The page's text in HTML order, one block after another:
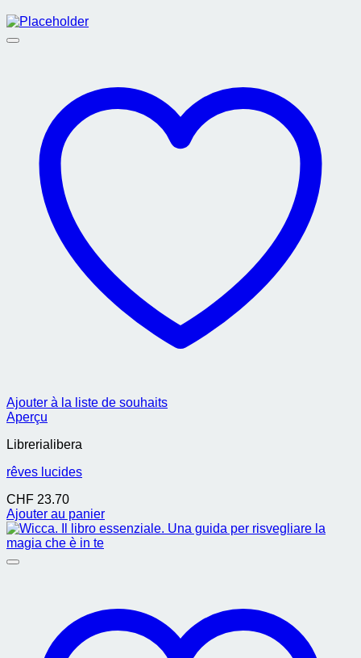
Ajouter à la liste de souhaits
Aperçu
Librerialibera
rêves lucides
CHF 23.70
Ajouter au panier